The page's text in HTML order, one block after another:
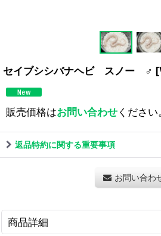
セイブシシバナヘビ スノー ♂ [
販売価格はお問い合わせください
返品特約に関する重要事項
お問い合わ
商品詳細